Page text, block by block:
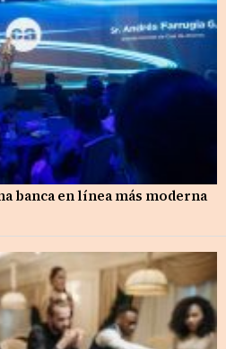
banca en línea más moderna